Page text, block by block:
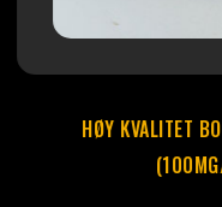
ONE 10 AMPOULES